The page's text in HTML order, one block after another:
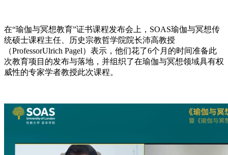
在“瑜伽与冥想教育”证书课程发布会上，SOAS瑜伽与冥想传
统硕士课程主任、历史宗教哲学院院长沛高教授
（ProfessorUlrich Pagel）表示，他们花了6个月的时间准备此
次教育项目的发布与落地，并组织了在瑜伽与冥想领域具有权
威性的专家学者教授此次课程。